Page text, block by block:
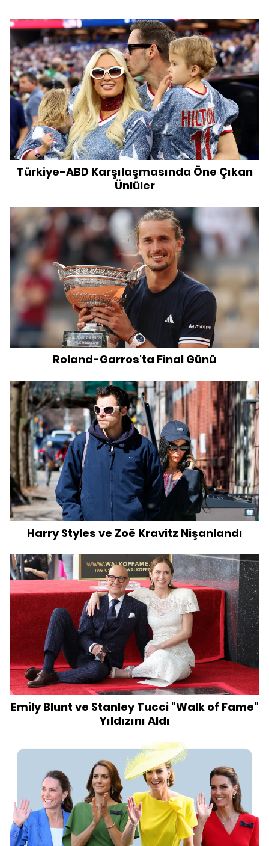
Türkiye-ABD Karşılaşmasında Öne Çıkan
Ünlüler
Roland-Garros'ta Final Günü
Harry Styles ve Zoë Kravitz Nişanlandı
Emily Blunt ve Stanley Tucci "Walk of Fame"
Yıldızını Aldı